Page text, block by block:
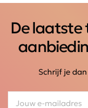
De laatste
Schrijf je